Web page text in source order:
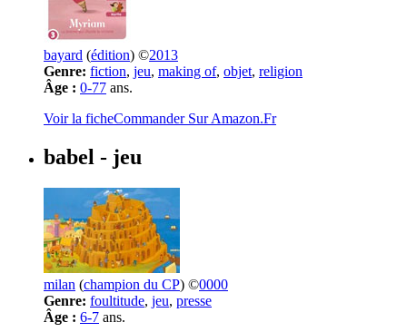
bayard (édition) ©2013
Genre: fiction, jeu, making of, objet, religion
Âge : 0-77 ans.
Voir la ficheCommander Sur Amazon.Fr
babel - jeu
milan (champion du CP) ©0000
Genre: foultitude, jeu, presse
Âge : 6-7 ans.